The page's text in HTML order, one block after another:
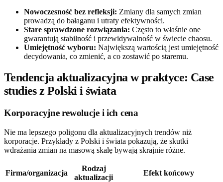
Nowoczesność bez refleksji: Zmiany dla samych zmian
prowadzą do bałaganu i utraty efektywności.
Stare sprawdzone rozwiązania: Często to właśnie one
gwarantują stabilność i przewidywalność w świecie chaosu.
Umiejętność wyboru: Największą wartością jest umiejętność
decydowania, co zmienić, a co zostawić po staremu.
Tendencja aktualizacyjna w praktyce: Case
studies z Polski i świata
Korporacyjne rewolucje i ich cena
Nie ma lepszego poligonu dla aktualizacyjnych trendów niż
korporacje. Przykłady z Polski i świata pokazują, że skutki
wdrażania zmian na masową skalę bywają skrajnie różne.
Firma/organizacja
Rodzaj
aktualizacji
Efekt końcowy